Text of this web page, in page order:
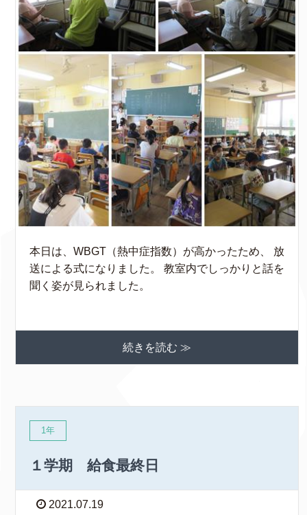
本日は、WBGT（熱中症指数）が高かったため、 放
送による式になりました。 教室内でしっかりと話を
聞く姿が見られました。
続きを読む ≫
1年
１学期 給食最終日
2021.07.19